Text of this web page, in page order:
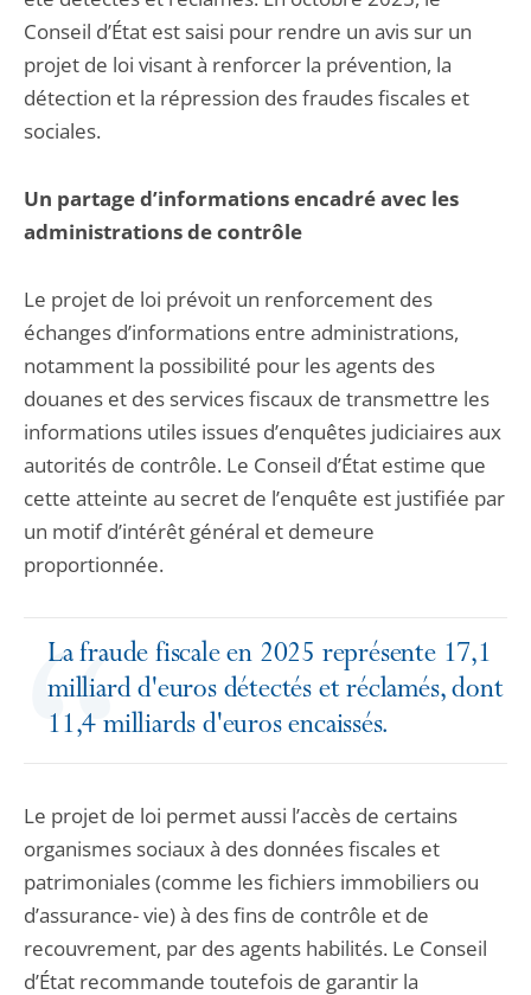
Conseil d’État est saisi pour rendre un avis sur un
projet de loi visant à renforcer la prévention, la
détection et la répression des fraudes fiscales et
sociales.
Un partage d’informations encadré avec les
administrations de contrôle
Le projet de loi prévoit un renforcement des
échanges d’informations entre administrations,
notamment la possibilité pour les agents des
douanes et des services fiscaux de transmettre les
informations utiles issues d’enquêtes judiciaires aux
autorités de contrôle. Le Conseil d’État estime que
cette atteinte au secret de l’enquête est justifiée par
un motif d’intérêt général et demeure
proportionnée.
La fraude fiscale en 2025 représente 17,1
milliard d'euros détectés et réclamés, dont
11,4 milliards d'euros encaissés.
Le projet de loi permet aussi l’accès de certains
organismes sociaux à des données fiscales et
patrimoniales (comme les fichiers immobiliers ou
d’assurance- vie) à des fins de contrôle et de
recouvrement, par des agents habilités. Le Conseil
d’État recommande toutefois de garantir la